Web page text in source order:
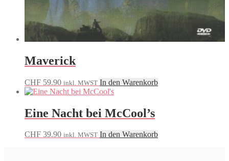
Maverick
CHF 59.90 inkl. MWST In den Warenkorb
Eine Nacht bei McCool’s
CHF 39.90 inkl. MWST In den Warenkorb